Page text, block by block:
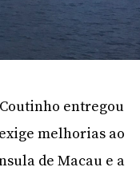
entregou
melhorias ao
de Macau e a